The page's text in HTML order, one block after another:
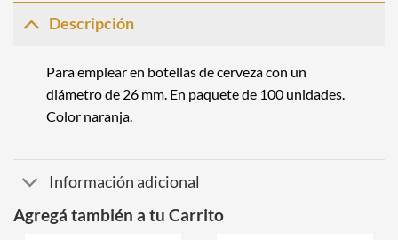
Descripción
Para emplear en botellas de cerveza con un
diámetro de 26 mm. En paquete de 100 unidades.
Color naranja.
Información adicional
Agregá también a tu Carrito